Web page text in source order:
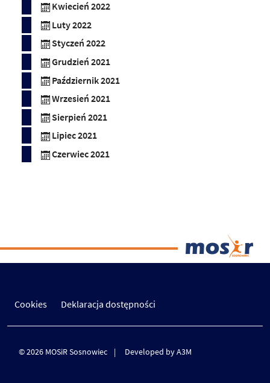
Kwiecień 2022
Luty 2022
Styczeń 2022
Grudzień 2021
Październik 2021
Wrzesień 2021
Sierpień 2021
Lipiec 2021
Czerwiec 2021
Cookies Deklaracja dostępności
© 2026 MOSiR Sosnowiec Developed by A3M